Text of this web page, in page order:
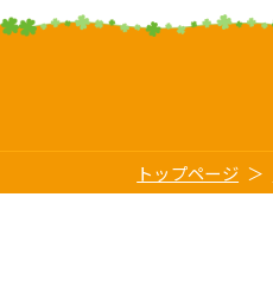
トップページ